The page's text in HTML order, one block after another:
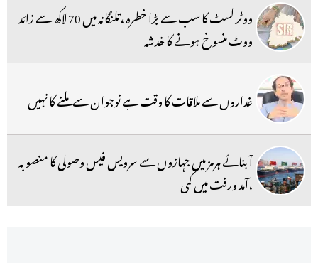
ووٹر لسٹ کا سب سے بڑا خطرہ ،تلنگانہ میں 70 لاکھ سے زائد
ووٹ منسوخ ہونے کا خدشہ
غداروں سے ملاقات کا وقت ہے نوجوان سے ملنے کا نہیں
آبنائے ہرمز میں جہازوں سے سرویس فیس وصولی کا منصوبہ
،آمد ورفت میں کمی